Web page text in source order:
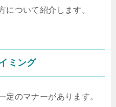
について紹介します。
ミング
定のマナーがあります。